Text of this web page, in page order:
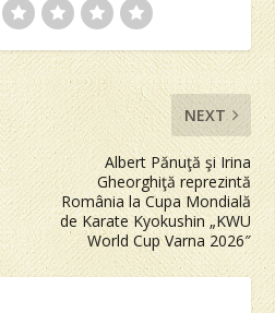
NEXT
Albert Pănuţă şi Irina
Gheorghiţă reprezintă
România la Cupa Mondială
de Karate Kyokushin „KWU
World Cup Varna 2026″